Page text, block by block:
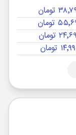
تومان
تومان
تومان
تومان